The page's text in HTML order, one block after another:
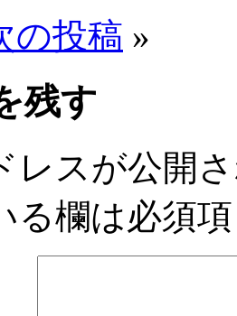
の投稿 »
残す
レスが公開
る欄は必須